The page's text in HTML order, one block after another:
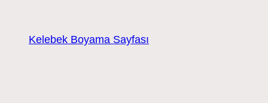
Kelebek Boyama Sayfası